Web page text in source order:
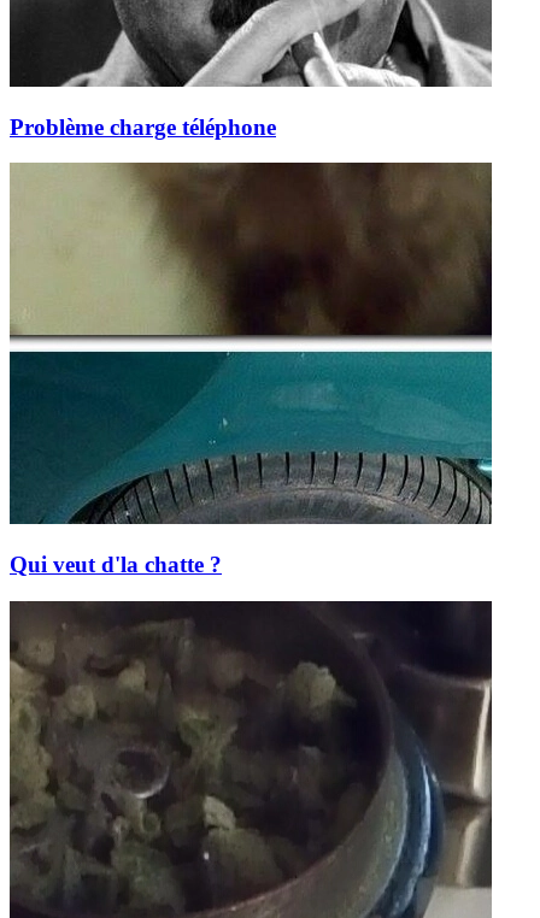
Problème charge téléphone
Qui veut d'la chatte ?